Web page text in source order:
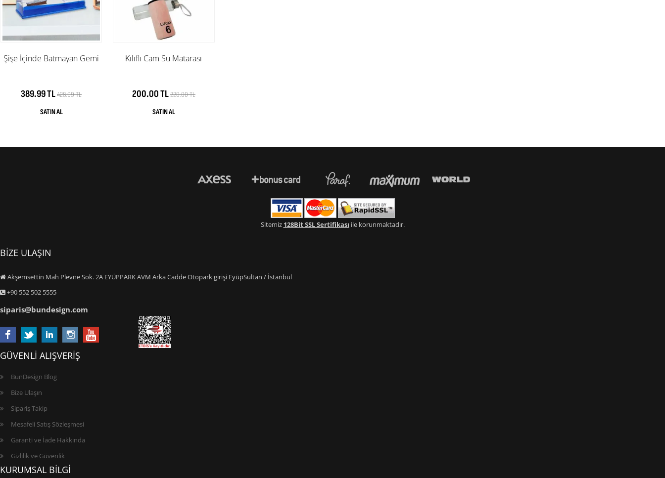
Şişe İçinde Batmayan Gemi
389.99 TL428.99 TL
Kılıflı Cam Su Matarası
200.00 TL220.00 TL
Sitemiz 128Bit SSL Sertifikası ile korunmaktadır.
BİZE ULAŞIN
Akşemsettin Mah Plevne Sok. 2A EYÜPPARK AVM Arka Cadde Otopark girişi EyüpSultan / İstanbul
+90 552 502 5555
siparis@bundesign.com
GÜVENLİ ALIŞVERİŞ
BunDesign Blog
Bize Ulaşın
Sipariş Takip
Mesafeli Satış Sözleşmesi
Garanti ve İade Hakkında
Gizlilik ve Güvenlik
KURUMSAL BİLGİ